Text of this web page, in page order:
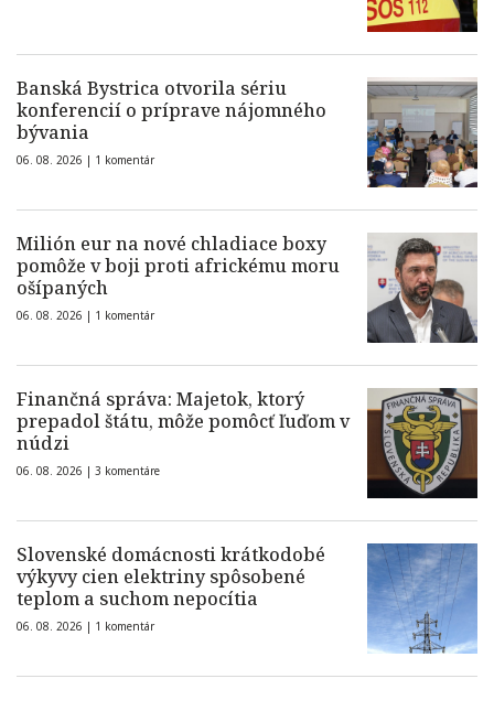
Banská Bystrica otvorila sériu
konferencií o príprave nájomného
bývania
06. 08. 2026 | 1 komentár
Milión eur na nové chladiace boxy
pomôže v boji proti africkému moru
ošípaných
06. 08. 2026 | 1 komentár
Finančná správa: Majetok, ktorý
prepadol štátu, môže pomôcť ľuďom v
núdzi
06. 08. 2026 | 3 komentáre
Slovenské domácnosti krátkodobé
výkyvy cien elektriny spôsobené
teplom a suchom nepocítia
06. 08. 2026 | 1 komentár